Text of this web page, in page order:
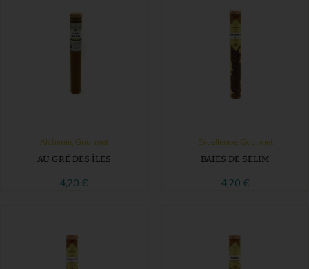
Alchimie, Gourmet
AU GRÉ DES ÎLES
4,20 €
Excellence, Gourmet
BAIES DE SELIM
4,20 €